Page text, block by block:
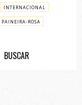
INTERNACIONAL
PAINEIRA-ROSA